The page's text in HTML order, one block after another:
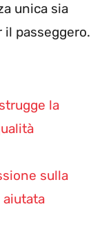
unica sia
il passeggero.
la
sulla
aiutata